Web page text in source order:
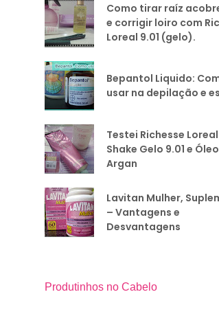
Como tirar raíz
e corrigir loiro com
Loreal 9.01 (gelo).
Bepantol Liquido:
usar na depilação e
Testei Richesse
Shake Gelo 9.01 e
Argan
Lavitan Mulher,
– Vantagens e
Desvantagens
Produtinhos no Cabelo